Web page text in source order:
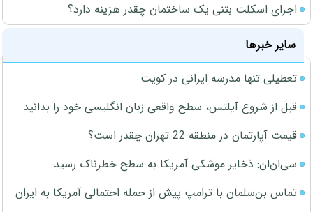
اجرای اسکلت بتنی یک ساختمان چقدر هزینه دارد؟
سایر خبرها
تعطیلی تنها مدرسه ایرانی در کویت
قبل از شروع آیلتس، سطح واقعی زبان انگلیسی خود را بدانید
قیمت آپارتمان در منطقه 22 تهران چقدر است؟
سی‌ان‌ان: ذخایر موشکی آمریکا به سطح خطرناک رسید
تماس بن‌سلمان با ترامپ پیش از حمله احتمالی آمریکا به ایران